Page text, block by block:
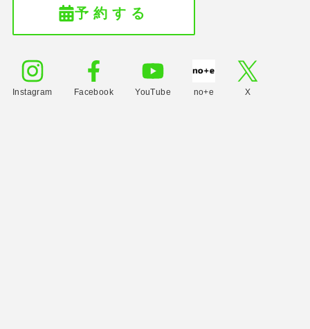
予 約 す る
Instagram Facebook YouTube no+e X